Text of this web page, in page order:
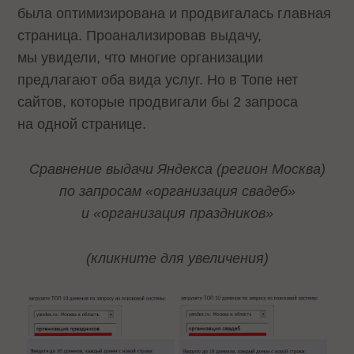
была оптимизирована и продвигалась главная
страница. Проанализировав выдачу,
мы увидели, что многие организации
предлагают оба вида услуг. Но в Топе нет
сайтов, которые продвигали бы 2 запроса
на одной странице.
Сравнение выдачи Яндекса (регион Москва)
по запросам «организация свадеб»
и «организация праздников»
(кликните для увеличения)